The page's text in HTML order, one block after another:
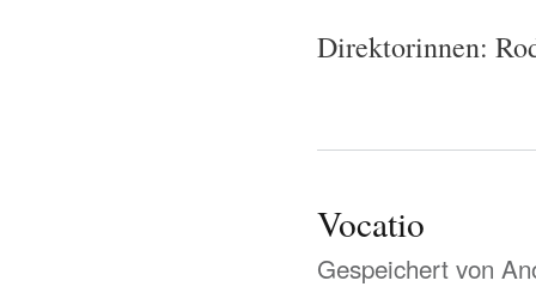
Direktorinnen:
Vocatio
Gespeichert von